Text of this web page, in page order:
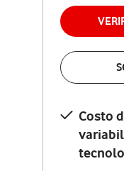
Costo